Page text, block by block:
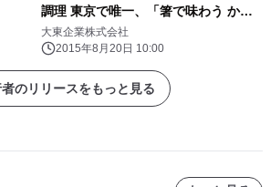
調理 東京で唯一、「箸で味わう かに
会席」9月1日スタート 個室会席 北大
路 八重洲昭和通り店
大東企業株式会社
2015年8月20日 10:00
のリリースをもっと見る